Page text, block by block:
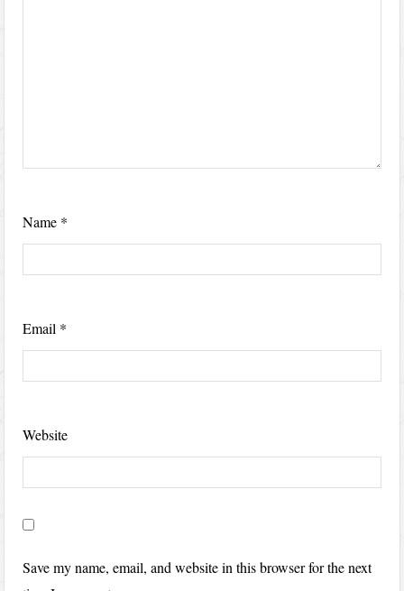
Name *
Email *
Website
Save my name, email, and website in this browser for the next